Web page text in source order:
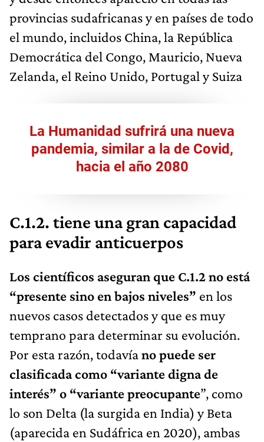
provincias sudafricanas y en países de todo
el mundo, incluidos China, la República
Democrática del Congo, Mauricio, Nueva
Zelanda, el Reino Unido, Portugal y Suiza
La Humanidad sufrirá una nueva
pandemia, similar a la de Covid,
hacia el año 2080
C.1.2. tiene una gran capacidad
para evadir anticuerpos
Los científicos aseguran que C.1.2 no está
“presente sino en bajos niveles” en los
nuevos casos detectados y que es muy
temprano para determinar su evolución.
Por esta razón, todavíano puede ser
clasificadacomo “variante digna de
interés” o “variantepreocupante”, como
lo son Delta (la surgida en India) y Beta
(aparecida en Sudáfrica en 2020), ambas